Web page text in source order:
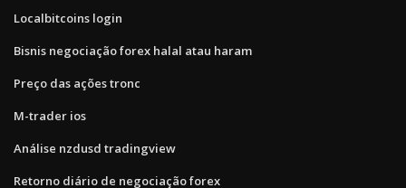
Localbitcoins login
Bisnis negociação forex halal atau haram
Preço das ações tronc
M-trader ios
Análise nzdusd tradingview
Retorno diário de negociação forex